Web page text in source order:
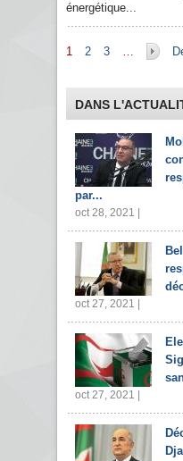
énergétique...
Pages
1 2 3 …
DANS
par...
oct 28, 2021 |
oct 27, 2021 |
oct 27, 2021 |